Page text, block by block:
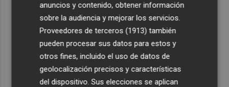
Recibe toda la actualidad de
Plaza Podcast en tu correo
Quiero suscribirme
anuncios y contenido, obtener información
sobre la audiencia y mejorar los servicios.
Proveedores de terceros (1913) también
pueden procesar sus datos para estos y
otros fines, incluido el uso de datos de
geolocalización precisos y características
del dispositivo. Sus elecciones se aplican